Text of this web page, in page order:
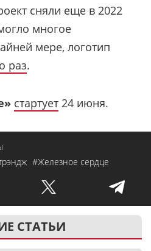
сняли еще в 2022
многое
мере, логотип
раз.
стартует 24 июня.
#Железное сердце
СТАТЬИ